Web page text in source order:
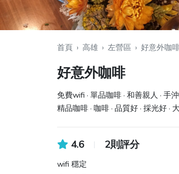
首頁 › 高雄 › 左營區 › 好意外咖
好意外咖啡
免費wifi · 單品咖啡 · 和善親人 · 手
精品咖啡 · 咖啡 · 品質好 · 採光好
4.6 2則評分
wifi 穩定